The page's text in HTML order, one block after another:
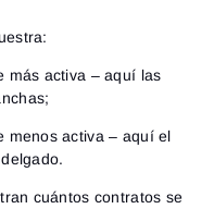
más activa – aquí las
menos activa – aquí el
cuántos contratos se